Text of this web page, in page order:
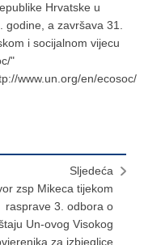
Hrvatske u
godine, a završava 31.
i socijalnom vijecu
"
www.un.org/en/ecosoc/
Sljedeća
zsp Mikeca tijekom
rasprave 3. odbora o
Un-ovog Visokog
za izbjeglice